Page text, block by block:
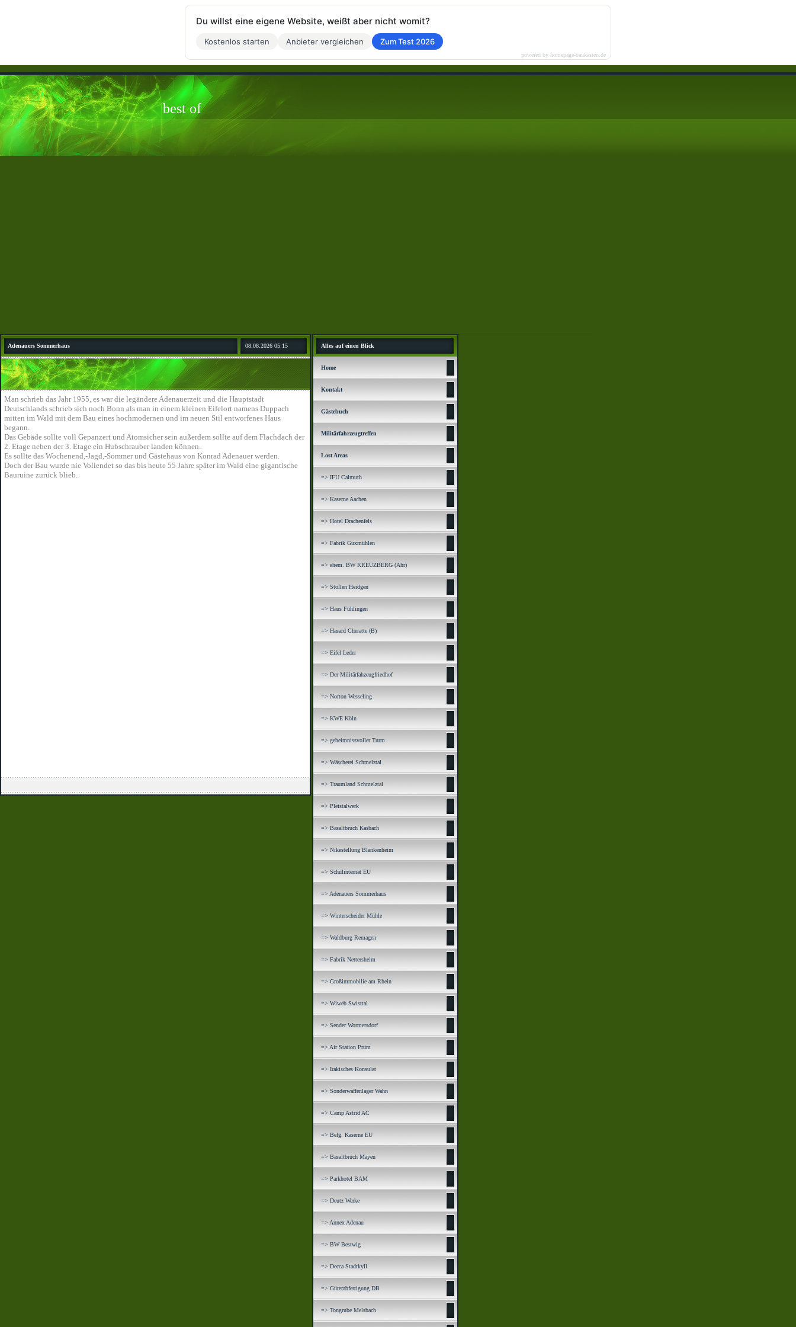
best of
Adenauers Sommerhaus 08.08.2026 05:15
Man schrieb das Jahr 1955, es war die legändere Adenauerzeit und die Hauptstadt
Deutschlands schrieb sich noch Bonn als man in einem kleinen Eifelort namens Duppach
mitten im Wald mit dem Bau eines hochmodernen und im neuen Stil entworfenes Haus
begann.
Das Gebäde sollte voll Gepanzert und Atomsicher sein außerdem sollte auf dem Flachdach der
2. Etage neben der 3. Etage ein Hubschrauber landen können.
Es sollte das Wochenend,-Jagd,-Sommer und Gästehaus von Konrad Adenauer werden.
Doch der Bau wurde nie Vollendet so das bis heute 55 Jahre später im Wald eine gigantische
Bauruine zurück blieb.
Alles auf einen Blick
Home
Kontakt
Gästebuch
Militärfahrzeugtreffen
Lost Areas
=> IFU Calmuth
=> Kaserne Aachen
=> Hotel Drachenfels
=> Fabrik Guxmühlen
=> ehem. BW KREUZBERG (Ahr)
=> Stollen Heidgen
=> Haus Fühlingen
=> Hasard Cheratte (B)
=> Eifel Leder
=> Der Militärfahzeugfriedhof
=> Norton Wesseling
=> KWE Köln
=> geheimnissvoller Turm
=> Wäscherei Schmelztal
=> Traumland Schmelztal
=> Pleistalwerk
=> Basaltbruch Kasbach
=> Nikestellung Blankenheim
=> Schulinternat EU
=> Adenauers Sommerhaus
=> Winterscheider Mühle
=> Waldburg Remagen
=> Fabrik Nettersheim
=> Großimmobilie am Rhein
=> Wiweb Swisttal
=> Sender Wormersdorf
=> Air Station Prüm
=> Irakisches Konsulat
=> Sonderwaffenlager Wahn
=> Camp Astrid AC
=> Belg. Kaserne EU
=> Basaltbruch Mayen
=> Parkhotel BAM
=> Deutz Werke
=> Annex Adenau
=> BW Bestwig
=> Decca Stadtkyll
=> Güterabfertigung DB
=> Tongrube Melsbach
Du willst eine eigene Website, weißt aber nicht womit?
Kostenlos starten Anbieter vergleichen Zum Test 2026
powered by homepage-baukasten.de